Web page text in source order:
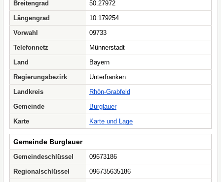
Breitengrad
50.27972
Längengrad
10.179254
Vorwahl
09733
Telefonnetz
Münnerstadt
Land
Bayern
Regierungsbezirk
Unterfranken
Landkreis
Rhön-Grabfeld
Gemeinde
Burglauer
Karte
Karte und Lage
Gemeinde Burglauer
Gemeindeschlüssel
09673186
Regionalschlüssel
096735635186